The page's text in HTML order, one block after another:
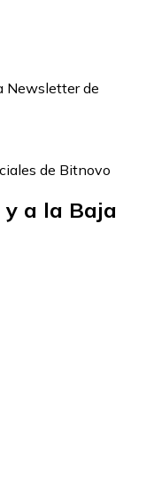
Newsletter de
de Bitnovo
a la Baja